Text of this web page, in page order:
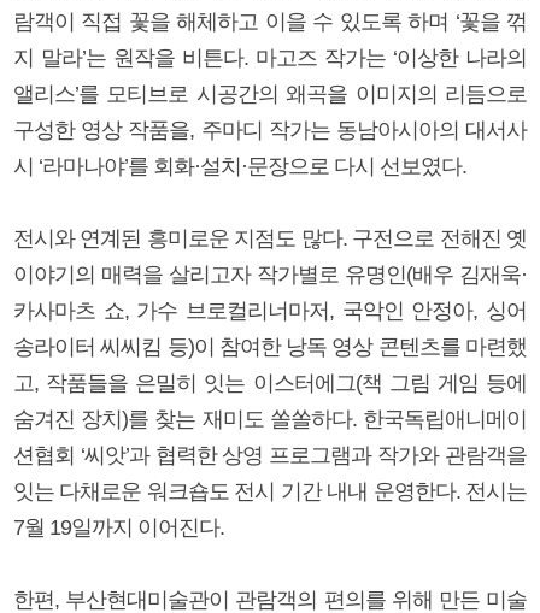
람객이 직접 꽃을 해체하고 이을 수 있도록 하며 ‘꽃을 꺾
지 말라’는 원작을 비튼다. 마고즈 작가는 ‘이상한 나라의
앨리스’를 모티브로 시공간의 왜곡을 이미지의 리듬으로
구성한 영상 작품을, 주마디 작가는 동남아시아의 대서사
시 ‘라마나야’를 회화·설치·문장으로 다시 선보였다.
전시와 연계된 흥미로운 지점도 많다. 구전으로 전해진 옛
이야기의 매력을 살리고자 작가별로 유명인(배우 김재욱·
카사마츠 쇼, 가수 브로컬리너마저, 국악인 안정아, 싱어
송라이터 씨씨킴 등)이 참여한 낭독 영상 콘텐츠를 마련했
고, 작품들을 은밀히 잇는 이스터에그(책 그림 게임 등에
숨겨진 장치)를 찾는 재미도 쏠쏠하다. 한국독립애니메이
션협회 ‘씨앗’과 협력한 상영 프로그램과 작가와 관람객을
잇는 다채로운 워크숍도 전시 기간 내내 운영한다. 전시는
7월 19일까지 이어진다.
한편, 부산현대미술관이 관람객의 편의를 위해 만든 미술